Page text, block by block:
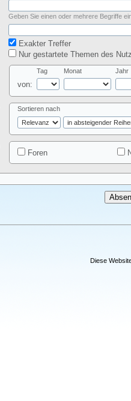
Geben Sie einen oder mehrere Begriffe
Exakter Treffer
Nur gestartete Themen des
von:
Tag Monat Jahr
Sortieren nach
Foren
Diese